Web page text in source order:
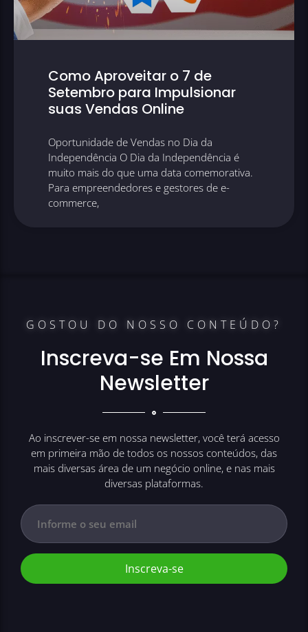
Como Aproveitar o 7 de
Setembro para Impulsionar
suas Vendas Online
Oportunidade de Vendas no Dia da
Independência O Dia da Independência é
muito mais do que uma data comemorativa.
Para empreendedores e gestores de e-
commerce,
GOSTOU DO NOSSO CONTEÚDO?
Inscreva-se Em Nossa
Newsletter
Ao inscrever-se em nossa newsletter, você terá acesso
em primeira mão de todos os nossos conteúdos, das
mais diversas área de um negócio online, e nas mais
diversas plataformas.
Inscreva-se